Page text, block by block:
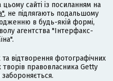
цьому сайті із посиланням на
, не підлягають подальшому
в будь-якій формі,
агентства "Інтерфакс-
відтворення фотографічних
творів правовласника Getty